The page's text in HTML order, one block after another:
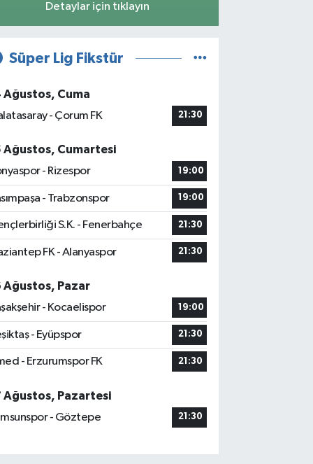
Detaylar için tıklayın
Süper Lig Fikstür
Ağustos, Cuma
- Çorum FK
21:30
Ağustos, Cumartesi
- Rizespor
19:00
- Trabzonspor 19:00
S.K. - Fenerbahçe 21:30
FK - Alanyaspor 21:30
Ağustos, Pazar
- Kocaelispor
19:00
- Eyüpspor 21:30
- Erzurumspor FK 21:30
Ağustos, Pazartesi
- Göztepe
21:30